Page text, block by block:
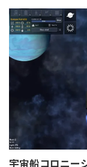
宇宙船コロニー